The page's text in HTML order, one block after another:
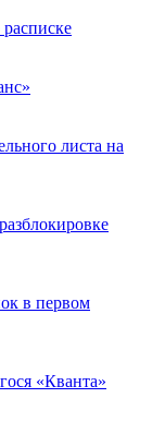
листа на
в первом
«Кванта»